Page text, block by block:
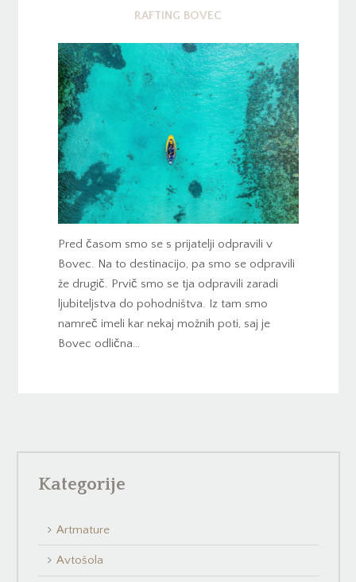
RAFTING BOVEC
Pred časom smo se s prijatelji odpravili v
Bovec. Na to destinacijo, pa smo se odpravili
že drugič. Prvič smo se tja odpravili zaradi
ljubiteljstva do pohodništva. Iz tam smo
namreč imeli kar nekaj možnih poti, saj je
Bovec odlična…
Kategorije
Artmature
Avtošola